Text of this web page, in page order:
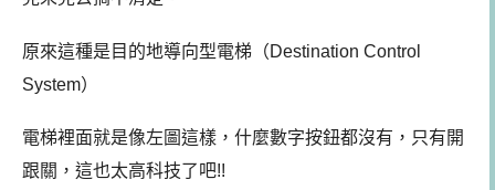
原來這種是目的地導向型電梯（Destination Control
System）
電梯裡面就是像左圖這樣，什麼數字按鈕都沒有，只有開
跟關，這也太高科技了吧!!